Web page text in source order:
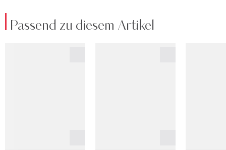
Passend zu diesem Artikel